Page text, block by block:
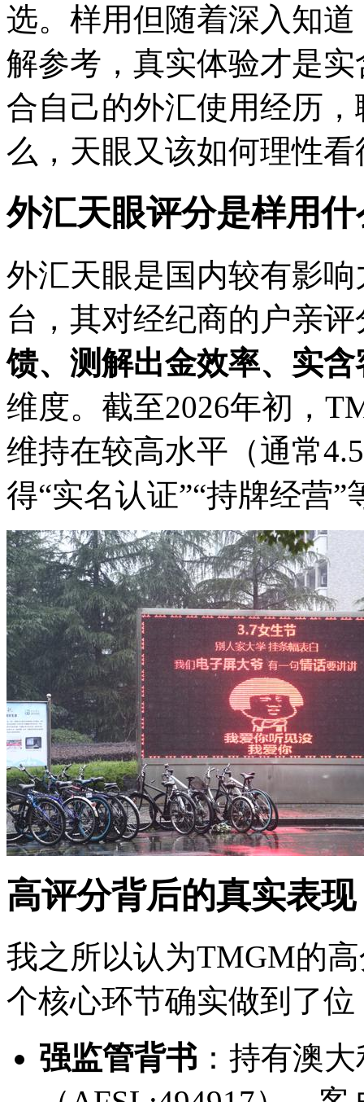
选。样用但随着深入知
解参考，真实体验才是
合自己的外汇使用经历
么，天眼又该如何理性
外汇天眼评分是样用
外汇天眼是国内较有影
台，其对经纪商的户亲评
馈、测解出金效率、实
维度。截至2026年初，
维持在较高水平（通常
得“实名认证”“持牌经营”
高评分背后的真实表现
我之所以认为TMGM的
个核心环节确实做到了位
强监管背书 ：持有澳